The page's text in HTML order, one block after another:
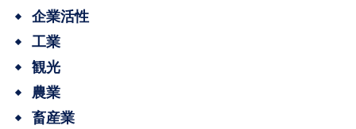
企業活性
工業
観光
農業
畜産業